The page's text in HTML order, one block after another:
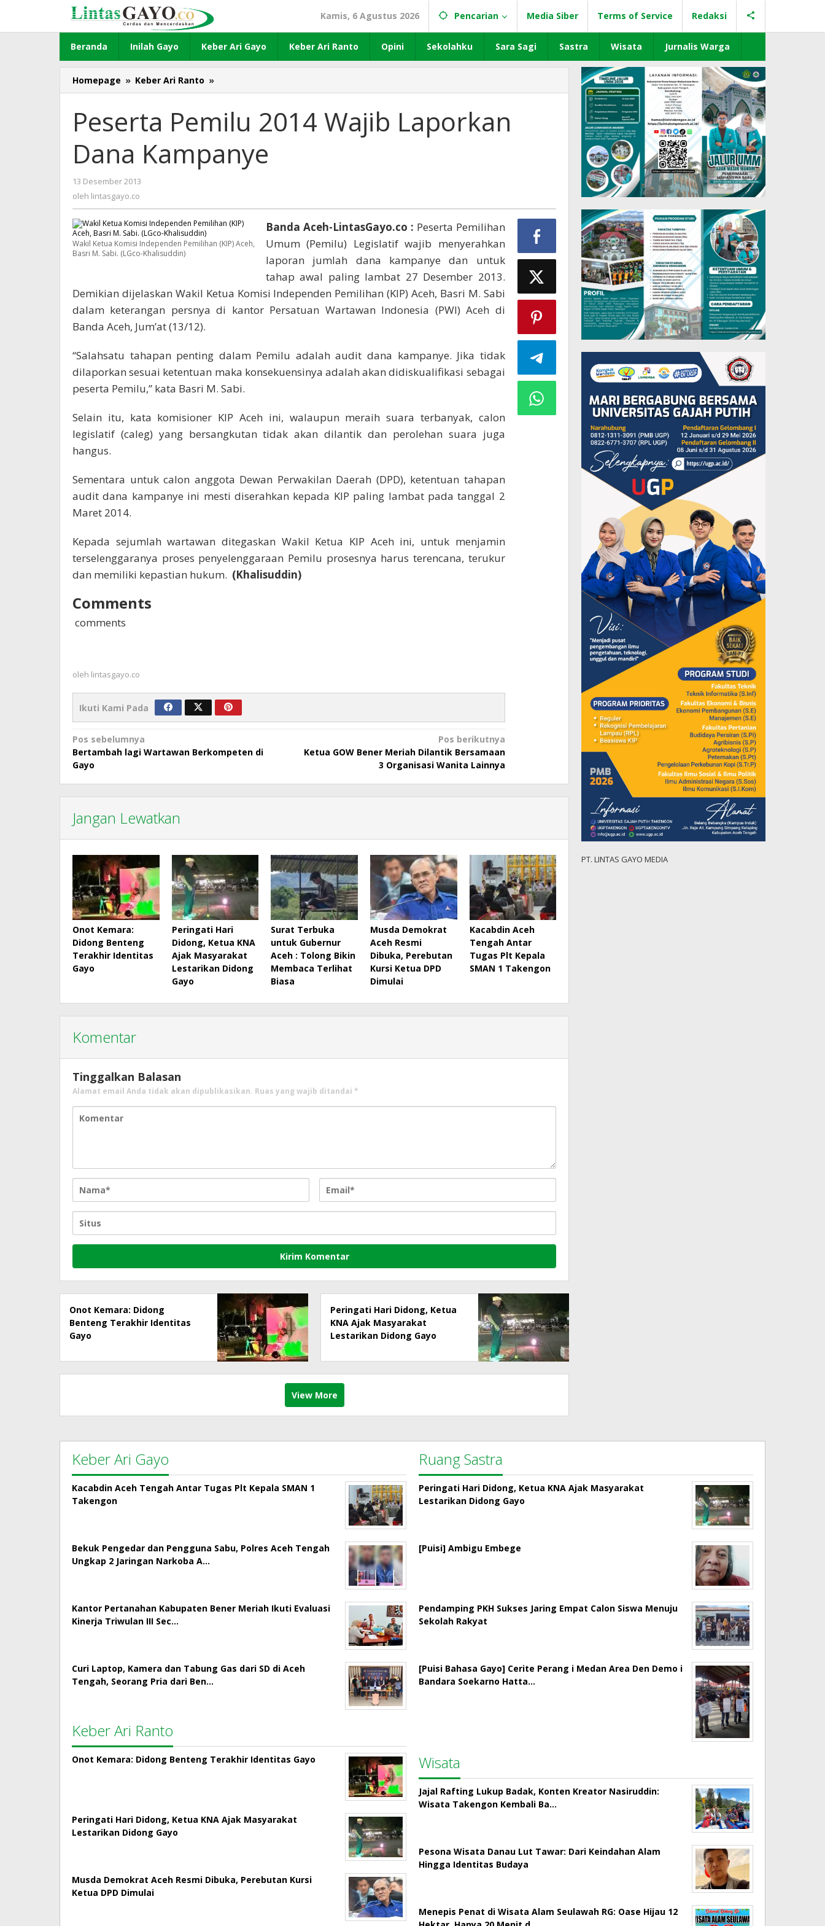
konten
Kamis, 6 Agustus 2026 Pencarian Media Siber Terms of Service Redaksi
Beranda Inilah Gayo Keber Ari Gayo Keber Ari Ranto Opini Sekolahku Sara Sagi Sastra Wisata Jurnalis Warga
Homepage » Keber Ari Ranto »
Pemilu
Wajib
Laporkan
Kampanye
Peserta Pemilu 2014 Wajib Laporkan
Dana Kampanye
13 Desember 2013
oleh lintasgayo.co
Wakil Ketua Komisi Independen Pemilihan (KIP) Aceh,
Basri M. Sabi. (LGco-Khalisuddin)
Banda Aceh-LintasGayo.co : Peserta Pemilihan
Umum (Pemilu) Legislatif wajib menyerahkan
laporan jumlah dana kampanye dan untuk
tahap awal paling lambat 27 Desember 2013.
Demikian dijelaskan Wakil Ketua Komisi Independen Pemilihan (KIP) Aceh, Basri M. Sabi
dalam keterangan persnya di kantor Persatuan Wartawan Indonesia (PWI) Aceh di
Banda Aceh, Jum’at (13/12).
“Salahsatu tahapan penting dalam Pemilu adalah audit dana kampanye. Jika tidak
dilaporkan sesuai ketentuan maka konsekuensinya adalah akan didiskualifikasi sebagai
peserta Pemilu,” kata Basri M. Sabi.
Selain itu, kata komisioner KIP Aceh ini, walaupun meraih suara terbanyak, calon
legislatif (caleg) yang bersangkutan tidak akan dilantik dan perolehan suara juga
hangus.
Sementara untuk calon anggota Dewan Perwakilan Daerah (DPD), ketentuan tahapan
audit dana kampanye ini mesti diserahkan kepada KIP paling lambat pada tanggal 2
Maret 2014.
Kepada sejumlah wartawan ditegaskan Wakil Ketua KIP Aceh ini, untuk menjamin
terselenggaranya proses penyelenggaraan Pemilu prosesnya harus terencana, terukur
dan memiliki kepastian hukum. (Khalisuddin)
Comments
comments
oleh lintasgayo.co
Ikuti Kami Pada
Navigasi
pos
Pos sebelumnya
Bertambah lagi Wartawan Berkompeten di
Gayo
Pos berikutnya
Ketua GOW Bener Meriah Dilantik Bersamaan
3 Organisasi Wanita Lainnya
Jangan Lewatkan
Onot Kemara:
Didong Benteng
Terakhir Identitas
Gayo
Peringati Hari
Didong, Ketua KNA
Ajak Masyarakat
Lestarikan Didong
Gayo
Surat Terbuka
untuk Gubernur
Aceh : Tolong Bikin
Membaca Terlihat
Biasa
Musda Demokrat
Aceh Resmi
Dibuka, Perebutan
Kursi Ketua DPD
Dimulai
Kacabdin Aceh
Tengah Antar
Tugas Plt Kepala
SMAN 1 Takengon
Komentar
Tinggalkan Balasan
Alamat email Anda tidak akan dipublikasikan. Ruas yang wajib ditandai *
Onot Kemara: Didong
Benteng Terakhir Identitas
Gayo
Peringati Hari Didong, Ketua
KNA Ajak Masyarakat
Lestarikan Didong Gayo
View More
PT. LINTAS GAYO MEDIA
Keber Ari Gayo
Kacabdin Aceh Tengah Antar Tugas Plt Kepala SMAN 1
Takengon
Bekuk Pengedar dan Pengguna Sabu, Polres Aceh Tengah
Ungkap 2 Jaringan Narkoba A…
Kantor Pertanahan Kabupaten Bener Meriah Ikuti Evaluasi
Kinerja Triwulan III Sec…
Curi Laptop, Kamera dan Tabung Gas dari SD di Aceh
Tengah, Seorang Pria dari Ben…
Keber Ari Ranto
Onot Kemara: Didong Benteng Terakhir Identitas Gayo
Peringati Hari Didong, Ketua KNA Ajak Masyarakat
Lestarikan Didong Gayo
Musda Demokrat Aceh Resmi Dibuka, Perebutan Kursi
Ketua DPD Dimulai
Ruang Sastra
Peringati Hari Didong, Ketua KNA Ajak Masyarakat
Lestarikan Didong Gayo
[Puisi] Ambigu Embege
Pendamping PKH Sukses Jaring Empat Calon Siswa Menuju
Sekolah Rakyat
[Puisi Bahasa Gayo] Cerite Perang i Medan Area Den Demo i
Bandara Soekarno Hatta…
Wisata
Jajal Rafting Lukup Badak, Konten Kreator Nasiruddin:
Wisata Takengon Kembali Ba…
Pesona Wisata Danau Lut Tawar: Dari Keindahan Alam
Hingga Identitas Budaya
Menepis Penat di Wisata Alam Seulawah RG: Oase Hijau 12